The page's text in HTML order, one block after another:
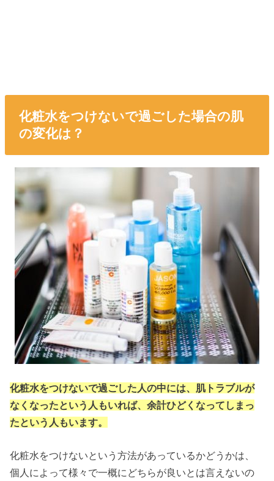
化粧水をつけないで過ごした場合の肌
の変化は？
化粧水をつけないで過ごした人の中には、肌トラブルが
なくなったという人もいれば、余計ひどくなってしまっ
たという人もいます。
化粧水をつけないという方法があっているかどうかは、
個人によって様々で一概にどちらが良いとは言えないの